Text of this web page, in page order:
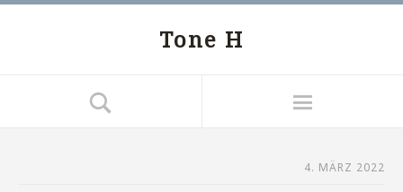
Tone H
4. MÄRZ 2022